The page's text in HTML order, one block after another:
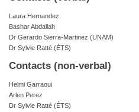
Laura Hernandez
Bashar Abdallah
Dr Gerardo Sierra-Martinez (UNAM)
Dr Sylvie Ratté (ÉTS)
Contacts (non-verbal)
Helmi Garraoui
Arlen Perez
Dr Sylvie Ratté (ÉTS)